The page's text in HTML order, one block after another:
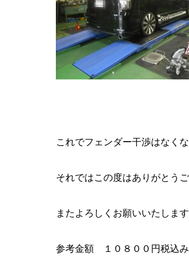
これでフェンダー干渉はなくな
それではこの度はありがとうご
またよろしくお願いいたします
参考金額 １０８００円税込み